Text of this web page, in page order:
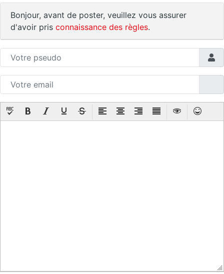
Bonjour, avant de poster, veuillez vous assurer
d'avoir pris connaissance des règles.